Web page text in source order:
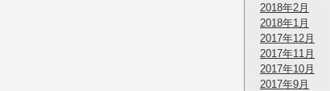
2018年2月
2018年1月
2017年12月
2017年11月
2017年10月
2017年9月